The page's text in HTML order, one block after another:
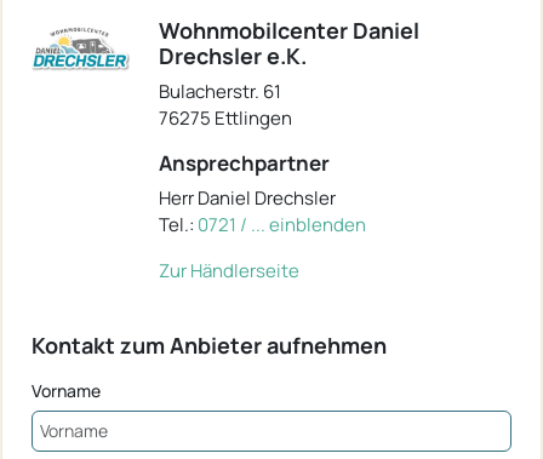
Wohnmobilcenter Daniel
Drechsler e.K.
Bulacherstr. 61
76275 Ettlingen
Ansprechpartner
Herr Daniel Drechsler
Tel.: 0721 / ... einblenden
Zur Händlerseite
Kontakt zum Anbieter aufnehmen
Vorname